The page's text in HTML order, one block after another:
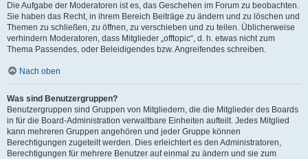
Die Aufgabe der Moderatoren ist es, das Geschehen im Forum zu beobachten.
Sie haben das Recht, in ihrem Bereich Beiträge zu ändern und zu löschen und
Themen zu schließen, zu öffnen, zu verschieben und zu teilen. Üblicherweise
verhindern Moderatoren, dass Mitglieder „offtopic“, d. h. etwas nicht zum
Thema Passendes, oder Beleidigendes bzw. Angreifendes schreiben.
Nach oben
Was sind Benutzergruppen?
Benutzergruppen sind Gruppen von Mitgliedern, die die Mitglieder des Boards
in für die Board-Administration verwaltbare Einheiten aufteilt. Jedes Mitglied
kann mehreren Gruppen angehören und jeder Gruppe können
Berechtigungen zugeteilt werden. Dies erleichtert es den Administratoren,
Berechtigungen für mehrere Benutzer auf einmal zu ändern und sie zum